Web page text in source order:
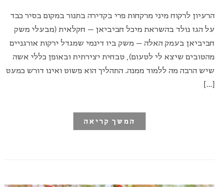
הרעיון לרקוח מיני מרקחות פרי בקדירה בתנור במקום בסיר כבד
על הגז נולד בהשראת מיכל חביביאן – חקלאית (מבעלי משק
חביביאן בעמק האלה – משק ביו דינמי שמגדל ירקות אורגניים
מהטובים שיצא לי לטעום), טבחית יצירתית ובאופן כללי אשה
שיש הרבה מה ללמוד ממנה. התהליך הוא פשוט ואינו דורש כמעט
[…]
המשך קריאה